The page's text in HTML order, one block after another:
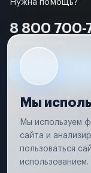
Нужна помощь?
8 800 700-
Условия
Вся информация,
соответствии с
Мы
Мы используем
сайта и
пользоваться
использованием.